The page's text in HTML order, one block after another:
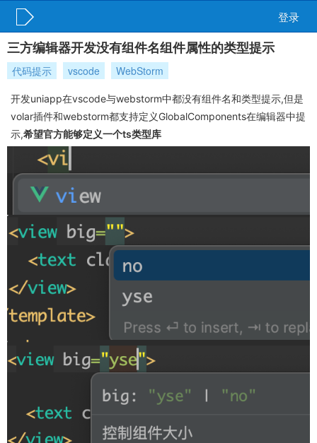
登录
三方编辑器开发没有组件名组件属性的类型提示
代码提示 vscode WebStorm
开发uniapp在vscode与webstorm中都没有组件名和类型提示,但是
volar插件和webstorm都支持定义GlobalComponents在编辑器中提
示,希望官方能够定义一个ts类型库